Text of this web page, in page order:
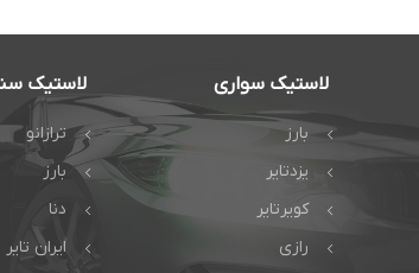
لاستیک سواری
بارز
یزدتایر
کویرتایر
رازی
لاستیک
ترازانو
بارز
دنا
ایران تایر